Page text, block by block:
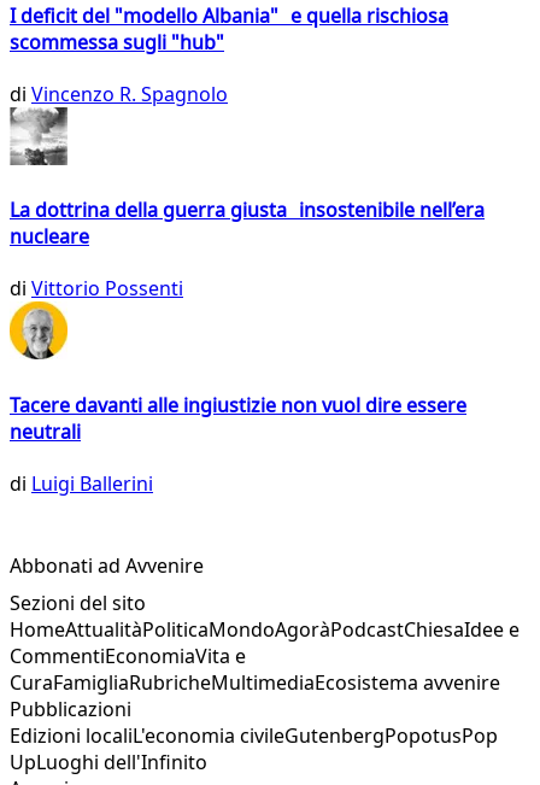
I deficit del "modello Albania" e quella rischiosa
scommessa sugli "hub"
di Vincenzo R. Spagnolo
La dottrina della guerra giusta insostenibile nell’era
nucleare
di Vittorio Possenti
Tacere davanti alle ingiustizie non vuol dire essere
neutrali
di Luigi Ballerini
Abbonati ad Avvenire
Sezioni del sito
HomeAttualitàPoliticaMondoAgoràPodcastChiesaIdee e
CommentiEconomiaVita e
CuraFamigliaRubricheMultimediaEcosistema avvenire
Pubblicazioni
Edizioni localiL'economia civileGutenbergPopotusPop
UpLuoghi dell'Infinito